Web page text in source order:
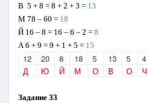
В 5 + 8 = 8 + 2 + 3 = 13
М 78 – 60 = 18
Й 16 – 8 = 16 – 6 – 2 = 8
А 6 + 9 = 9 + 1 + 5 = 15
12 20 8 18 5 13 5 4
Д
Ю Й М О В О Ч
Задание 33